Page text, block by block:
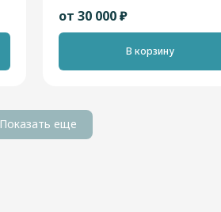
от 30 000 ₽
В корзину
Показать еще